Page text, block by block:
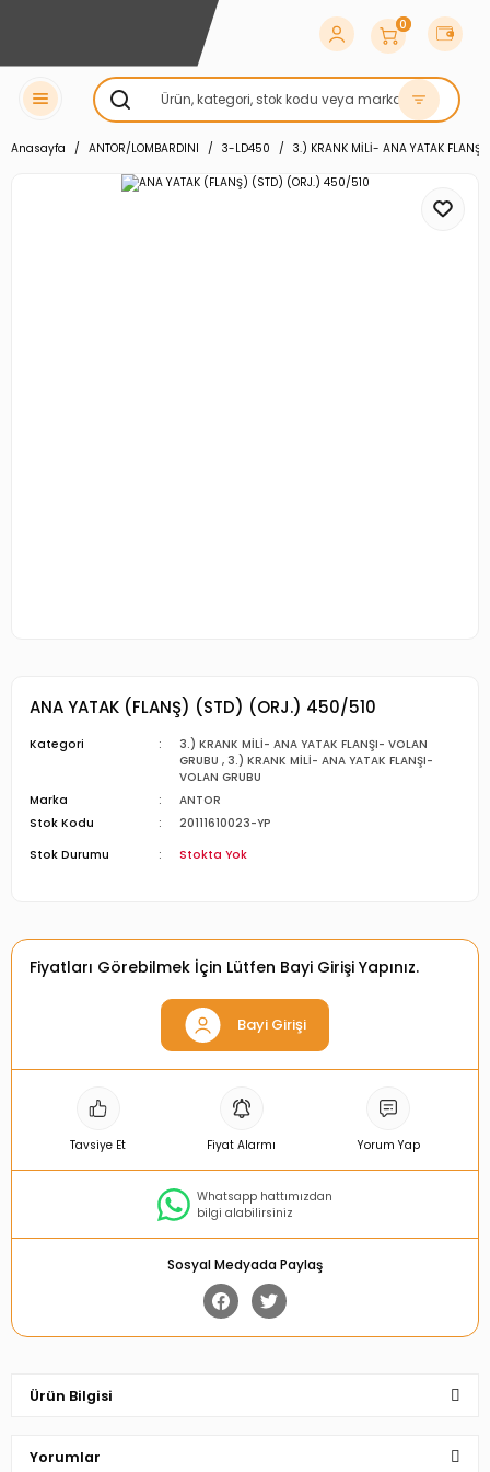
0
Anasayfa ANTOR/LOMBARDINI 3-LD450 3.) KRANK MİLİ- ANA YATAK
ANA YATAK (FLANŞ) (STD) (ORJ.) 450/510
Kategori
3.) KRANK MİLİ- ANA YATAK FLANŞI- VOLAN
GRUBU , 3.) KRANK MİLİ- ANA YATAK FLANŞI-
VOLAN GRUBU
Marka
ANTOR
Stok Kodu
20111610023-YP
Stok Durumu
Stokta Yok
Fiyatları Görebilmek İçin Lütfen Bayi Girişi Yapınız.
Bayi Girişi
Tavsiye Et Fiyat Alarmı Yorum Yap
Whatsapp hattımızdan
bilgi alabilirsiniz
Sosyal Medyada Paylaş
Ürün Bilgisi
Yorumlar